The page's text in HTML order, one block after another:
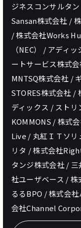
ジネスコンサルタ
Sansan株式会社 /
/ 株式会社Works
（NEC） / アディ
ートサービス株式
MNTSQ株式会社 /
STORES株式会社 /
ディックス / スト
KOMMONS / 株式
Live / 丸紅ＩＴソリ
リタ / 株式会社
タンジ株式会社 /
社ユーザベース / 株
るるBPO / 株式会
会社Channel